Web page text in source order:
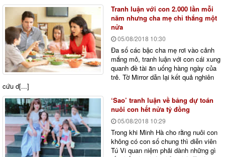
Tranh luận với con 2.000 lần mỗi
năm nhưng cha mẹ chỉ thắng một
nửa
05/08/2018 10:30
Đa số các bậc cha mẹ rơi vào cảnh
mắng mỏ, tranh luận với con cái xung
quanh đề tài ăn uống hàng ngày của
trẻ. Tờ Mirror dẫn lại kết quả nghiên
cứu d[...]
‘Sao’ tranh luận về bảng dự toán
nuôi con hết nửa tỷ đồng
05/08/2018 10:29
Trong khi Minh Hà cho rằng nuôi con
không có con số chung thì diễn viên
Tú Vi quan niệm phải dành những gì